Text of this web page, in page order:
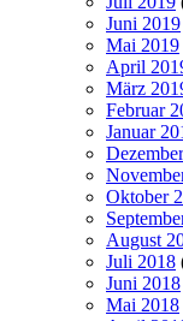
Juni 2019
Mai 2019
April
März
Februar
Januar
Oktober
August
Juli 2018
Juni 2018
Mai 2018